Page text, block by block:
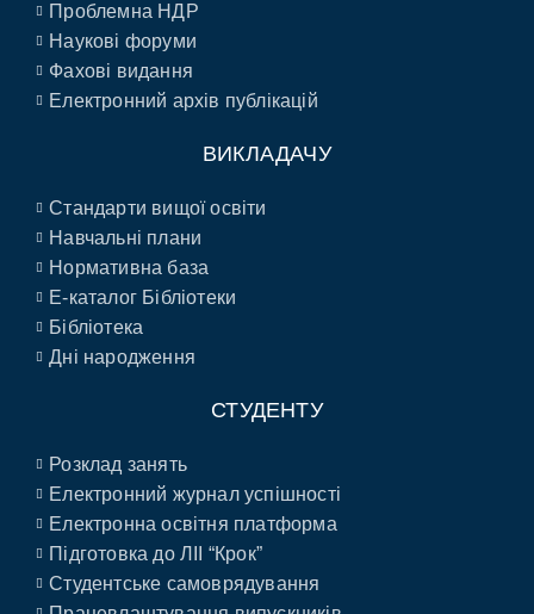
Проблемна НДР
Наукові форуми
Фахові видання
Електронний архів публікацій
ВИКЛАДАЧУ
Стандарти вищої освіти
Навчальні плани
Нормативна база
E-каталог Бібліотеки
Бібліотека
Дні народження
СТУДЕНТУ
Розклад занять
Електронний журнал успішності
Електронна освітня платформа
Підготовка до ЛІІ “Крок”
Студентське самоврядування